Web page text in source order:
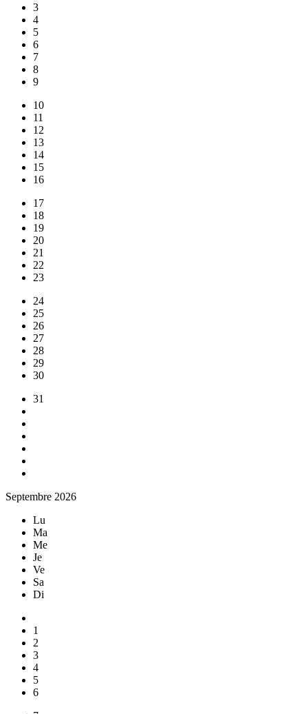
3
4
5
6
7
8
9
10
11
12
13
14
15
16
17
18
19
20
21
22
23
24
25
26
27
28
29
30
31
Septembre 2026
Lu
Ma
Me
Je
Ve
Sa
Di
1
2
3
4
5
6